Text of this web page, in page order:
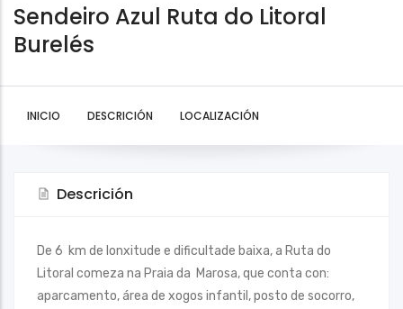
Sendeiro Azul Ruta do Litoral
Burelés
INICIO DESCRICIÓN LOCALIZACIÓN
Descrición
De 6 km de lonxitude e dificultade baixa, a Ruta do
Litoral comeza na Praia da Marosa, que conta con:
aparcamento, área de xogos infantil, posto de socorro,